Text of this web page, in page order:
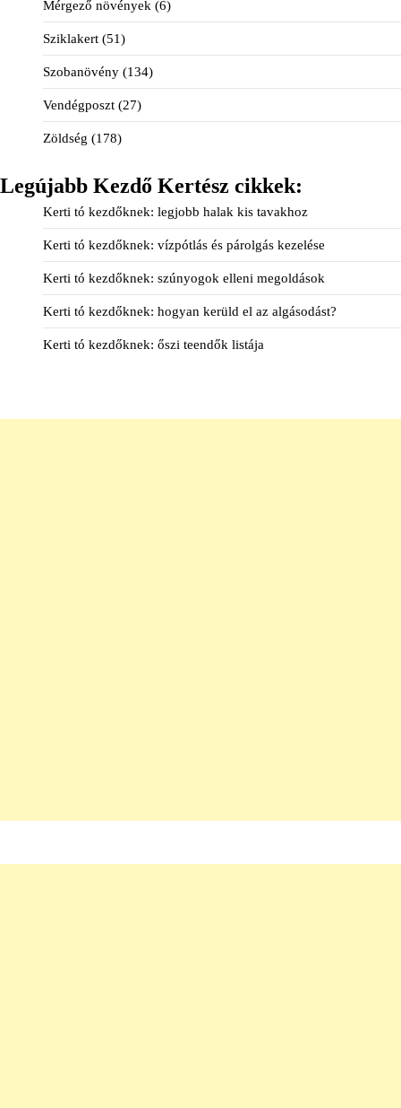
Mérgező növények (6)
Sziklakert (51)
Szobanövény (134)
Vendégposzt (27)
Zöldség (178)
Legújabb Kezdő Kertész cikkek:
Kerti tó kezdőknek: legjobb halak kis tavakhoz
Kerti tó kezdőknek: vízpótlás és párolgás kezelése
Kerti tó kezdőknek: szúnyogok elleni megoldások
Kerti tó kezdőknek: hogyan kerüld el az algásodást?
Kerti tó kezdőknek: őszi teendők listája